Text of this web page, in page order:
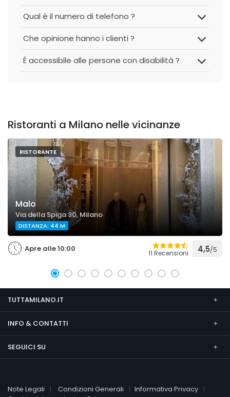
Qual è il numero di telefono ?
Che opinione hanno i clienti ?
È accessibile alle persone con disabilità ?
Ristoranti a Milano nelle vicinanze
RISTORANTE
Malo
Via della Spiga 30, Milano
DISTANZA: 44 M
Apre alle 10:00 11 Recensioni 4,5/5
TUTTAMILANO.IT
INFO & CONTATTI
SEGUICI SU
Note Legali Condizioni Generali
Informativa Privacy